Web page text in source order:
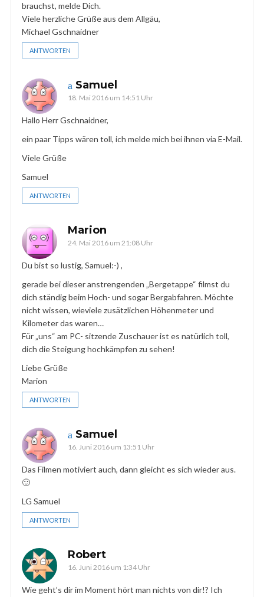
brauchst, melde Dich.
Viele herzliche Grüße aus dem Allgäu,
Michael Gschnaidner
ANTWORTEN
Samuel
18. Mai 2016 um 14:51 Uhr
Hallo Herr Gschnaidner,
ein paar Tipps wären toll, ich melde mich bei ihnen via E-Mail.
Viele Grüße
Samuel
ANTWORTEN
Marion
24. Mai 2016 um 21:08 Uhr
Du bist so lustig, Samuel:-) ,
gerade bei dieser anstrengenden „Bergetappe“ filmst du
dich ständig beim Hoch- und sogar Bergabfahren. Möchte
nicht wissen, wieviele zusätzlichen Höhenmeter und
Kilometer das waren…
Für „uns“ am PC- sitzende Zuschauer ist es natürlich toll,
dich die Steigung hochkämpfen zu sehen!
Liebe Grüße
Marion
ANTWORTEN
Samuel
16. Juni 2016 um 13:51 Uhr
Das Filmen motiviert auch, dann gleicht es sich wieder aus.
🙂
LG Samuel
ANTWORTEN
Robert
16. Juni 2016 um 1:34 Uhr
Wie geht’s dir im Moment hört man nichts von dir!? Ich